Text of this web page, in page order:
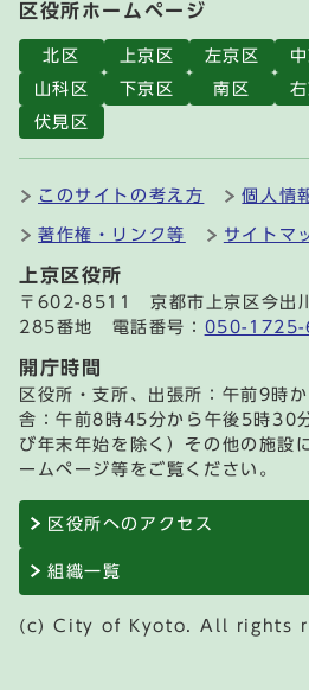
区役所ホームページ
北区 上京区 左京区
山科区
下京区 南区
伏見区
このサイトの考え方 個人情
著作権・リンク等 サイトマ
上京区役所
〒602-8511 京都市上京区今出
285番地 電話番号： 050-1725-
開庁時間
区役所・支所、出張所：午前9時
舎：午前8時45分から午後5時30
び年末年始を除く）その他の施設
ームページ等をご覧ください。
区役所へのアクセス
組織一覧
(c) City of Kyoto. All rights